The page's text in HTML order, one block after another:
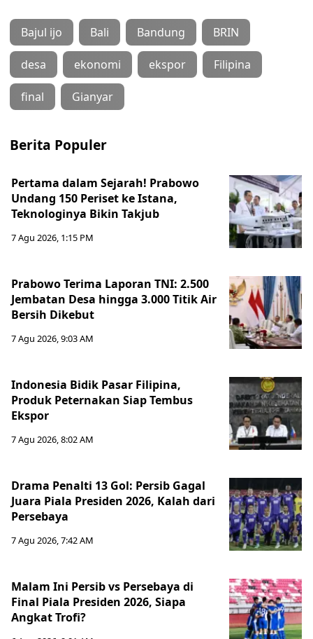
Bajul ijo Bali Bandung BRIN
desa ekonomi ekspor Filipina
final Gianyar
Berita Populer
Pertama dalam Sejarah! Prabowo
Undang 150 Periset ke Istana,
Teknologinya Bikin Takjub
7 Agu 2026, 1:15 PM
Prabowo Terima Laporan TNI: 2.500
Jembatan Desa hingga 3.000 Titik Air
Bersih Dikebut
7 Agu 2026, 9:03 AM
Indonesia Bidik Pasar Filipina,
Produk Peternakan Siap Tembus
Ekspor
7 Agu 2026, 8:02 AM
Drama Penalti 13 Gol: Persib Gagal
Juara Piala Presiden 2026, Kalah dari
Persebaya
7 Agu 2026, 7:42 AM
Malam Ini Persib vs Persebaya di
Final Piala Presiden 2026, Siapa
Angkat Trofi?